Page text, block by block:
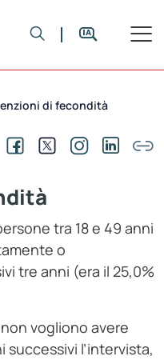
di fecondità
tra 18 e 49 anni
o
tre anni (era il 25,0%
vogliono avere
l’intervista,